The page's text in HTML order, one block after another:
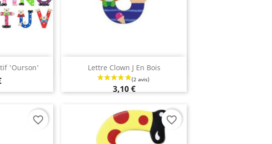
'Ourson' Lettre Clown J En Bois
3,10 €
Aperçu rapide
favorite_border favorite_border